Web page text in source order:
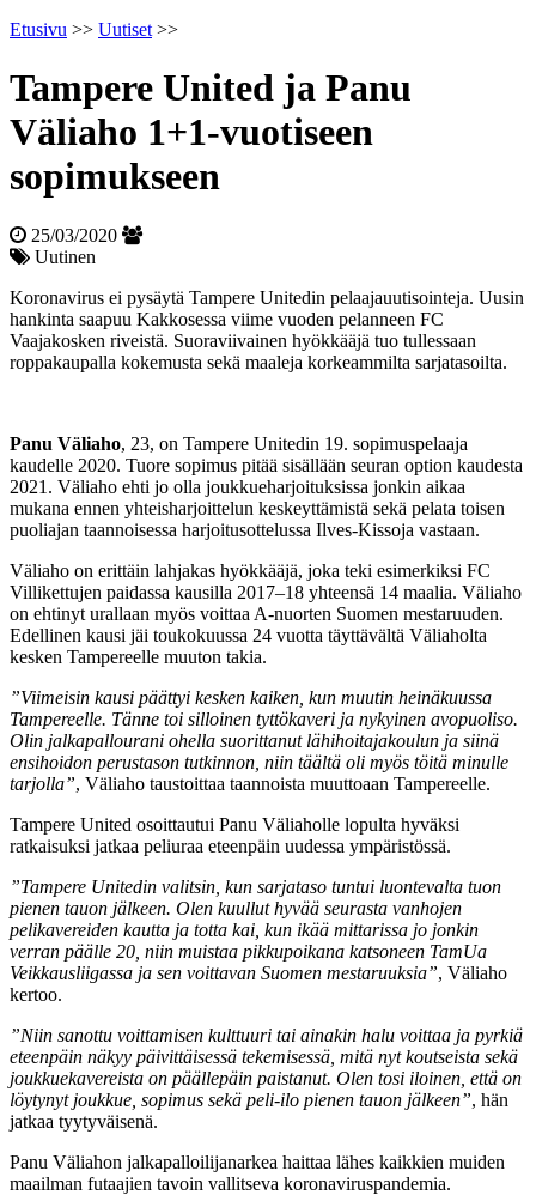
Etusivu >> Uutiset >>
Tampere United ja Panu
Väliaho 1+1-vuotiseen
sopimukseen
25/03/2020
Uutinen
Koronavirus ei pysäytä Tampere Unitedin pelaajauutisointeja. Uusin
hankinta saapuu Kakkosessa viime vuoden pelanneen FC
Vaajakosken riveistä. Suoraviivainen hyökkääjä tuo tullessaan
roppakaupalla kokemusta sekä maaleja korkeammilta sarjatasoilta.
Panu Väliaho, 23, on Tampere Unitedin 19. sopimuspelaaja
kaudelle 2020. Tuore sopimus pitää sisällään seuran option kaudesta
2021. Väliaho ehti jo olla joukkueharjoituksissa jonkin aikaa
mukana ennen yhteisharjoittelun keskeyttämistä sekä pelata toisen
puoliajan taannoisessa harjoitusottelussa Ilves-Kissoja vastaan.
Väliaho on erittäin lahjakas hyökkääjä, joka teki esimerkiksi FC
Villikettujen paidassa kausilla 2017–18 yhteensä 14 maalia. Väliaho
on ehtinyt urallaan myös voittaa A-nuorten Suomen mestaruuden.
Edellinen kausi jäi toukokuussa 24 vuotta täyttävältä Väliaholta
kesken Tampereelle muuton takia.
”Viimeisin kausi päättyi kesken kaiken, kun muutin heinäkuussa
Tampereelle. Tänne toi silloinen tyttökaveri ja nykyinen avopuoliso.
Olin jalkapallourani ohella suorittanut lähihoitajakoulun ja siinä
ensihoidon perustason tutkinnon, niin täältä oli myös töitä minulle
tarjolla”, Väliaho taustoittaa taannoista muuttoaan Tampereelle.
Tampere United osoittautui Panu Väliaholle lopulta hyväksi
ratkaisuksi jatkaa peliuraa eteenpäin uudessa ympäristössä.
”Tampere Unitedin valitsin, kun sarjataso tuntui luontevalta tuon
pienen tauon jälkeen. Olen kuullut hyvää seurasta vanhojen
pelikavereiden kautta ja totta kai, kun ikää mittarissa jo jonkin
verran päälle 20, niin muistaa pikkupoikana katsoneen TamUa
Veikkausliigassa ja sen voittavan Suomen mestaruuksia”, Väliaho
kertoo.
”Niin sanottu voittamisen kulttuuri tai ainakin halu voittaa ja pyrkiä
eteenpäin näkyy päivittäisessä tekemisessä, mitä nyt koutseista sekä
joukkuekavereista on päällepäin paistanut. Olen tosi iloinen, että on
löytynyt joukkue, sopimus sekä peli-ilo pienen tauon jälkeen”, hän
jatkaa tyytyväisenä.
Panu Väliahon jalkapalloilijanarkea haittaa lähes kaikkien muiden
maailman futaajien tavoin vallitseva koronaviruspandemia.